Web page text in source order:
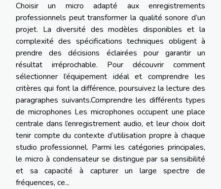
Choisir un micro adapté aux enregistrements
professionnels peut transformer la qualité sonore d’un
projet. La diversité des modèles disponibles et la
complexité des spécifications techniques obligent à
prendre des décisions éclairées pour garantir un
résultat irréprochable. Pour découvrir comment
sélectionner l’équipement idéal et comprendre les
critères qui font la différence, poursuivez la lecture des
paragraphes suivants.Comprendre les différents types
de microphones Les microphones occupent une place
centrale dans l’enregistrement audio, et leur choix doit
tenir compte du contexte d’utilisation propre à chaque
studio professionnel. Parmi les catégories principales,
le micro à condensateur se distingue par sa sensibilité
et sa capacité à capturer un large spectre de
fréquences, ce...